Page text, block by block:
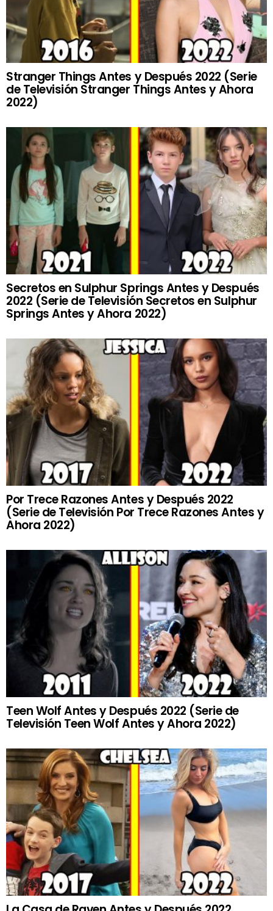
Stranger Things Antes y Después 2022 (Serie
de Televisión Stranger Things Antes y Ahora
2022)
Secretos en Sulphur Springs Antes y Después
2022 (Serie de Televisión Secretos en Sulphur
Springs Antes y Ahora 2022)
Por Trece Razones Antes y Después 2022
(Serie de Televisión Por Trece Razones Antes y
Ahora 2022)
Teen Wolf Antes y Después 2022 (Serie de
Televisión Teen Wolf Antes y Ahora 2022)